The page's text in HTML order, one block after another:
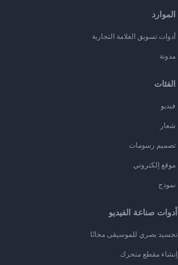
الموارد
أدوات تسويق العلامة التجارية
مدونة
الفئات
فيديو
شعار
تصميم رسومات
موقع إلكتروني
نموذج
أدوات صناعة الفيديو
تجسيد بصري للموسيقى مجانًا
إنشاء مقطع متحرك